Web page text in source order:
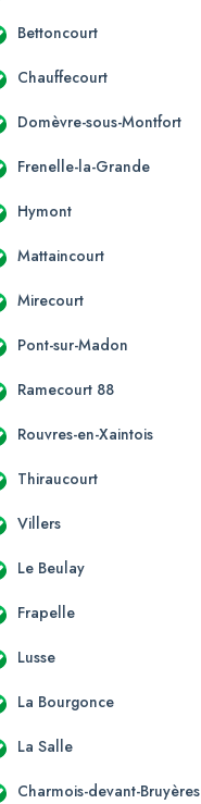
Bettoncourt
Chauffecourt
Domèvre-sous-Montfort
Frenelle-la-Grande
Hymont
Mattaincourt
Mirecourt
Pont-sur-Madon
Ramecourt 88
Rouvres-en-Xaintois
Thiraucourt
Villers
Le Beulay
Frapelle
Lusse
La Bourgonce
La Salle
Charmois-devant-Bruyères